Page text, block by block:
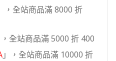
，全站商品滿 8000 折
，全站商品滿 5000 折 400
」，全站商品滿 10000 折